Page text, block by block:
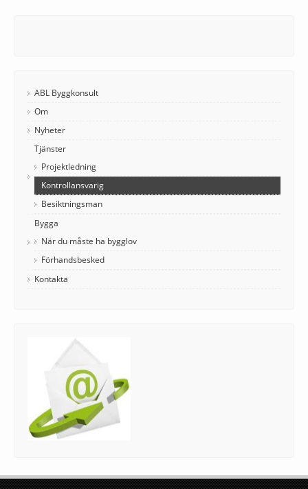
ABL Byggkonsult
Om
Nyheter
Tjänster
Projektledning
Kontrollansvarig
Besiktningsman
Bygga
När du måste ha bygglov
Förhandsbesked
Kontakta